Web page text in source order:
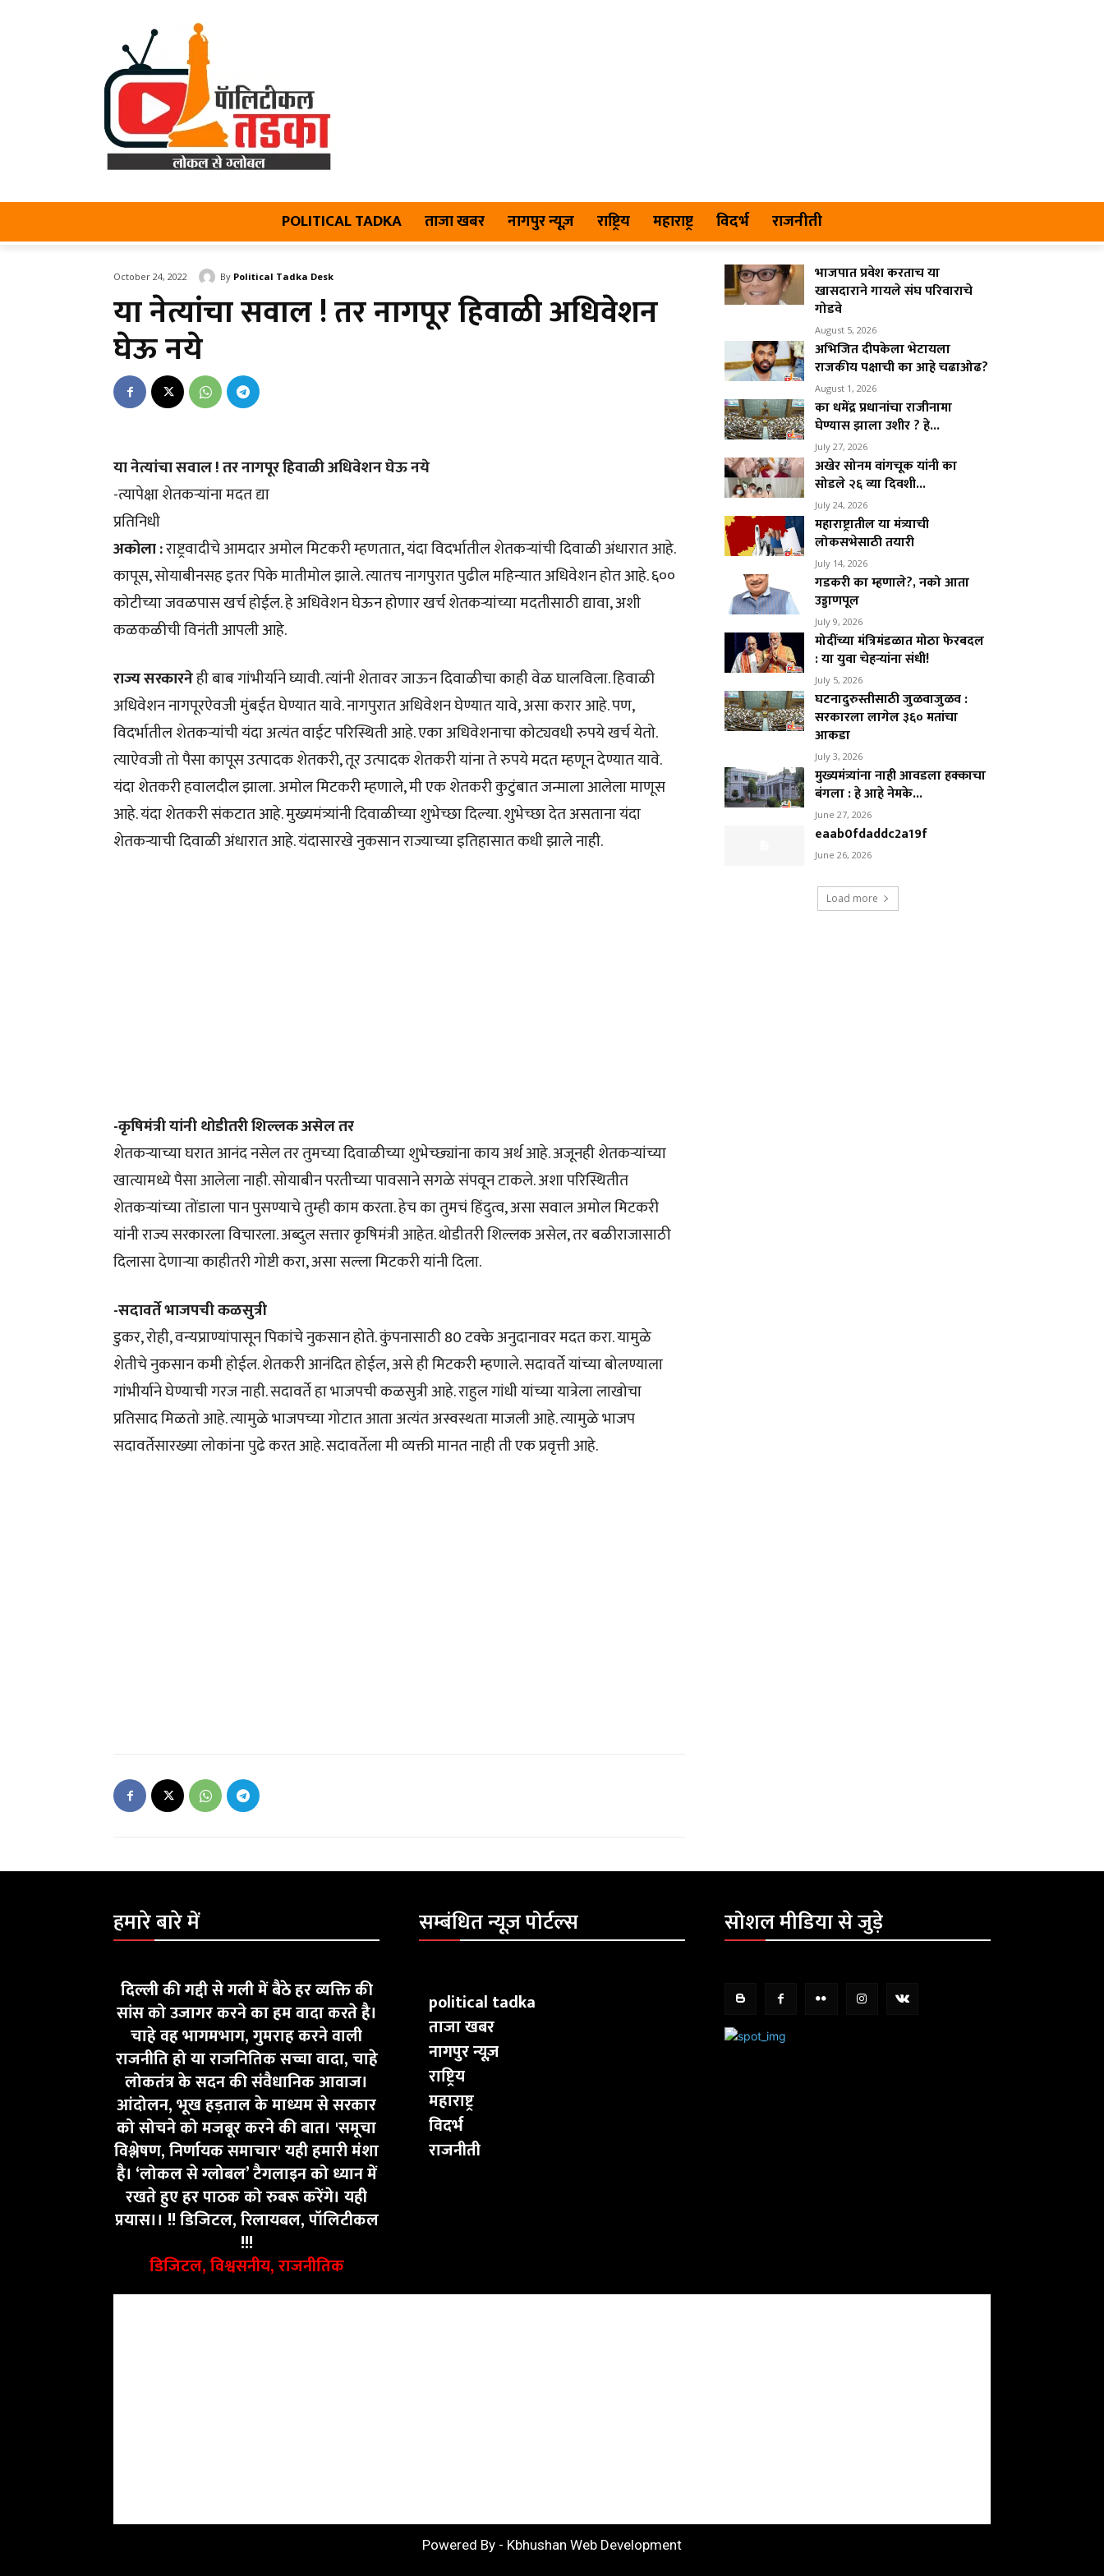
POLITICAL TADKA ताजा खबर नागपुर न्यूज़ राष्ट्रिय महाराष्ट्र विदर्भ राजनीती
October 24, 2022 By Political Tadka Desk
या नेत्यांचा सवाल ! तर नागपूर हिवाळी अधिवेशन
घेऊ नये
या नेत्यांचा सवाल ! तर नागपूर हिवाळी अधिवेशन घेऊ नये
-त्यापेक्षा शेतकऱ्यांना मदत द्या
प्रतिनिधी
अकोला :राष्ट्रवादीचे आमदार अमोल मिटकरी म्हणतात, यंदा विदर्भातील शेतकऱ्यांची दिवाळी अंधारात आहे.
कापूस, सोयाबीनसह इतर पिके मातीमोल झाले. त्यातच नागपुरात पुढील महिन्यात अधिवेशन होत आहे. ६००
कोटीच्या जवळपास खर्च होईल. हे अधिवेशन घेऊन होणार खर्च शेतकऱ्यांच्या मदतीसाठी द्यावा, अशी
कळकळीची विनंती आपली आहे.
राज्य सरकारनेही बाब गांभीर्याने घ्यावी. त्यांनी शेतावर जाऊन दिवाळीचा काही वेळ घालविला. हिवाळी
अधिवेशन नागपूरऐवजी मुंबईत घेण्यात यावे. नागपुरात अधिवेशन घेण्यात यावे, असा करार आहे. पण,
विदर्भातील शेतकऱ्यांची यंदा अत्यंत वाईट परिस्थिती आहे. एका अधिवेशनाचा कोट्यवधी रुपये खर्च येतो.
त्याऐवजी तो पैसा कापूस उत्पादक शेतकरी, तूर उत्पादक शेतकरी यांना ते रुपये मदत म्हणून देण्यात यावे.
यंदा शेतकरी हवालदील झाला. अमोल मिटकरी म्हणाले, मी एक शेतकरी कुटुंबात जन्माला आलेला माणूस
आहे. यंदा शेतकरी संकटात आहे. मुख्यमंत्र्यांनी दिवाळीच्या शुभेच्छा दिल्या. शुभेच्छा देत असताना यंदा
शेतकऱ्याची दिवाळी अंधारात आहे. यंदासारखे नुकसान राज्याच्या इतिहासात कधी झाले नाही.
-कृषिमंत्री यांनी थोडीतरी शिल्लक असेल तर
शेतकऱ्याच्या घरात आनंद नसेल तर तुमच्या दिवाळीच्या शुभेच्छ्यांना काय अर्थ आहे. अजूनही शेतकऱ्यांच्या
खात्यामध्ये पैसा आलेला नाही. सोयाबीन परतीच्या पावसाने सगळे संपवून टाकले. अशा परिस्थितीत
शेतकऱ्यांच्या तोंडाला पान पुसण्याचे तुम्ही काम करता. हेच का तुमचं हिंदुत्व, असा सवाल अमोल मिटकरी
यांनी राज्य सरकारला विचारला. अब्दुल सत्तार कृषिमंत्री आहेत. थोडीतरी शिल्लक असेल, तर बळीराजासाठी
दिलासा देणाऱ्या काहीतरी गोष्टी करा, असा सल्ला मिटकरी यांनी दिला.
-सदावर्ते भाजपची कळसुत्री
डुकर, रोही, वन्यप्राण्यांपासून पिकांचे नुकसान होते. कुंपनासाठी 80 टक्के अनुदानावर मदत करा. यामुळे
शेतीचे नुकसान कमी होईल. शेतकरी आनंदित होईल, असे ही मिटकरी म्हणाले. सदावर्ते यांच्या बोलण्याला
गांभीर्याने घेण्याची गरज नाही. सदावर्ते हा भाजपची कळसुत्री आहे. राहुल गांधी यांच्या यात्रेला लाखोचा
प्रतिसाद मिळतो आहे. त्यामुळे भाजपच्या गोटात आता अत्यंत अस्वस्थता माजली आहे. त्यामुळे भाजप
सदावर्तेसारख्या लोकांना पुढे करत आहे. सदावर्तेला मी व्यक्ती मानत नाही ती एक प्रवृत्ती आहे.
भाजपात प्रवेश करताच या
खासदाराने गायले संघ परिवाराचे
गोडवे
August 5, 2026
अभिजित दीपकेला भेटायला
राजकीय पक्षाची का आहे चढाओढ?
August 1, 2026
का धमेंद्र प्रधानांचा राजीनामा
घेण्यास झाला उशीर ? हे...
July 27, 2026
अखेर सोनम वांगचूक यांनी का
सोडले २६ व्या दिवशी...
July 24, 2026
महाराष्ट्रातील या मंत्र्याची
लोकसभेसाठी तयारी
July 14, 2026
गडकरी का म्हणाले?, नको आता
उड्डाणपूल
July 9, 2026
मोदींच्या मंत्रिमंडळात मोठा फेरबदल
: या युवा चेहऱ्यांना संधी!
July 5, 2026
घटनादुरुस्तीसाठी जुळवाजुळव :
सरकारला लागेल ३६० मतांचा
आकडा
July 3, 2026
मुख्यमंत्र्यांना नाही आवडला हक्काचा
बंगला : हे आहे नेमके...
June 27, 2026
eaab0fdaddc2a19f
June 26, 2026
Load more
हमारे बारे में
दिल्ली की गद्दी से गली में बैठे हर व्यक्ति की
सांस को उजागर करने का हम वादा करते है।
चाहे वह भागमभाग, गुमराह करने वाली
राजनीति हो या राजनितिक सच्चा वादा, चाहे
लोकतंत्र के सदन की संवैधानिक आवाज।
आंदोलन, भूख हड़ताल के माध्यम से सरकार
को सोचने को मजबूर करने की बात। 'समूचा
विश्लेषण, निर्णायक समाचार' यही हमारी मंशा
है। ‘लोकल से ग्लोबल’ टैगलाइन को ध्यान में
रखते हुए हर पाठक को रुबरू करेंगे। यही
प्रयास।। !! डिजिटल, रिलायबल, पॉलिटीकल
!!!
डिजिटल, विश्वसनीय, राजनीतिक
सम्बंधित न्यूज़ पोर्टल्स
political tadka
ताजा खबर
नागपुर न्यूज़
राष्ट्रिय
महाराष्ट्र
विदर्भ
राजनीती
सोशल मीडिया से जुड़े
Powered By - Kbhushan Web Development